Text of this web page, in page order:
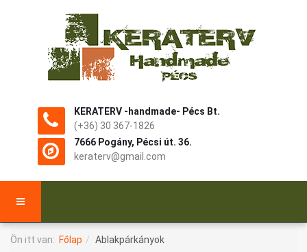
KERATERV -handmade- Pécs Bt.
(+36) 30 367-1826
7666 Pogány, Pécsi út. 36.
keraterv@gmail.com
Ön itt van: Főlap Ablakpárkányok